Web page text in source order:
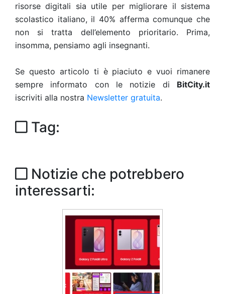
risorse digitali sia utile per migliorare il sistema
scolastico italiano, il 40% afferma comunque che
non si tratta dell’elemento prioritario. Prima,
insomma, pensiamo agli insegnanti.
Se questo articolo ti è piaciuto e vuoi rimanere
sempre informato con le notizie di BitCity.it
iscriviti alla nostra Newsletter gratuita.
Tag:
Notizie che potrebbero
interessarti: